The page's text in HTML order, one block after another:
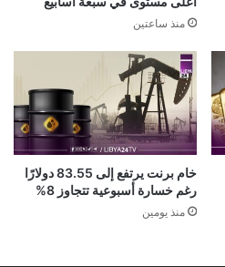
منذ ساعتين
خام برنت يرتفع إلى 83.55 دولارًا
رغم خسارة أسبوعية تتجاوز 8%
منذ يومين